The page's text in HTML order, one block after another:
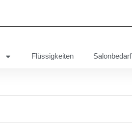
Flüssigkeiten Salonbedarf